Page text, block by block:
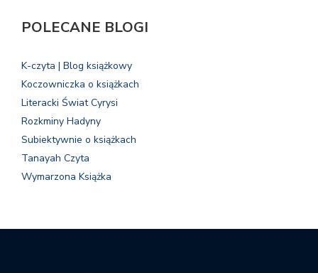
POLECANE BLOGI
K-czyta | Blog książkowy
Koczowniczka o książkach
Literacki Świat Cyrysi
Rozkminy Hadyny
Subiektywnie o książkach
Tanayah Czyta
Wymarzona Książka